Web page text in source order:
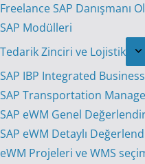
Freelance SAP Danışmanı
SAP Modülleri
Tedarik Zinciri ve Lojistik
SAP IBP Integrated
SAP Transportation
SAP eWM Genel
SAP eWM Detaylı
eWM Projeleri ve WMS